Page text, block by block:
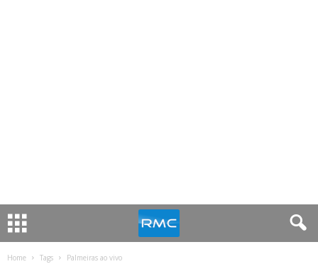
Home Tags Palmeiras ao vivo